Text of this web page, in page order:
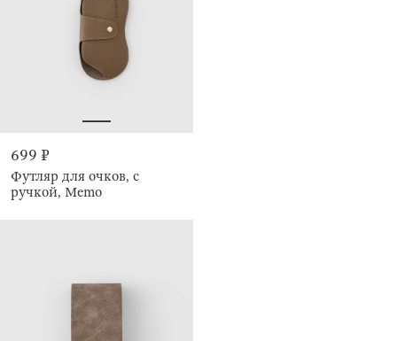
699 ₽
Футляр для очков, с
ручкой, Memo